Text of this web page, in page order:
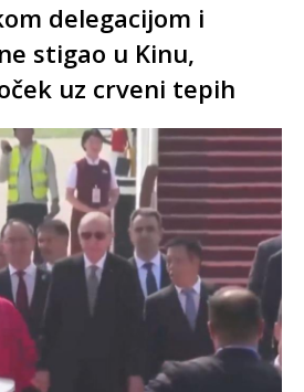
delegacijom i
stigao u Kinu,
uz crveni tepih